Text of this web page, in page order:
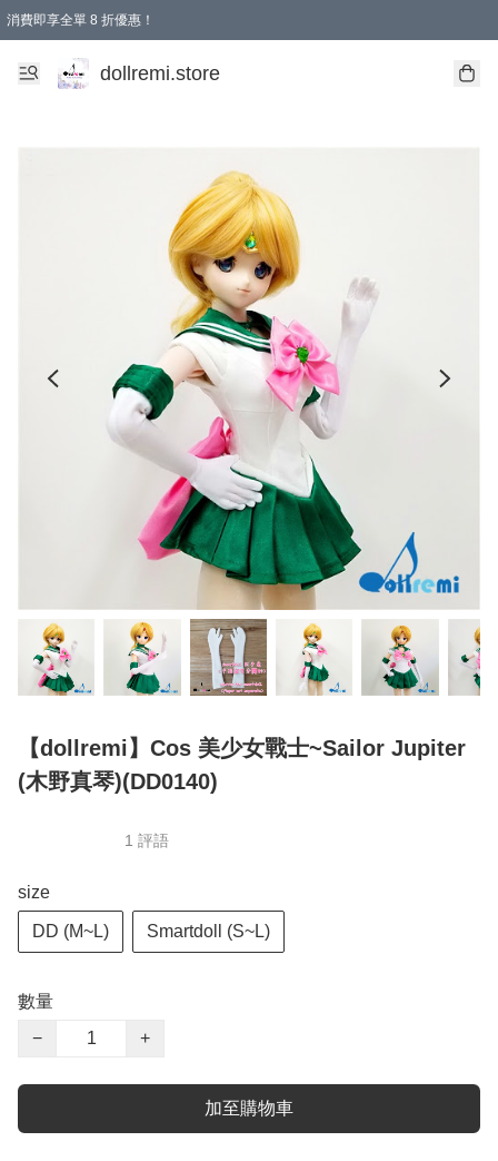
消費即享全單 8 折優惠！
購物滿 HKD 1500.00即享免運費優惠！（適用於 本地送貨、本地取貨、國際送貨 )
dollremi.store
【dollremi】Cos 美少女戰士~Sailor Jupiter
(木野真琴)(DD0140)
1 評語
size
DD (M~L) Smartdoll (S~L)
數量
−
+
加至購物車